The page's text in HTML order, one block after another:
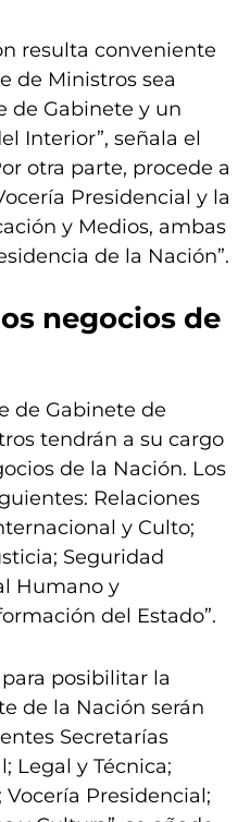
resulta conveniente
de Ministros sea
de Gabinete y un
Interior”, señala el
otra parte, procede a
Presidencial y la
y Medios, ambas
de la Nación”.
negocios de
de Gabinete de
tendrán a su cargo
de la Nación. Los
Relaciones
y Culto;
Seguridad
Humano y
del Estado”.
posibilitar la
de la Nación serán
Secretarías
Legal y Técnica;
Presidencial;